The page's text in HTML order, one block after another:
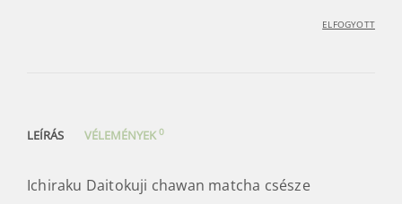
ELFOGYOTT
LEÍRÁS VÉLEMÉNYEK0
Ichiraku Daitokuji chawan matcha csésze